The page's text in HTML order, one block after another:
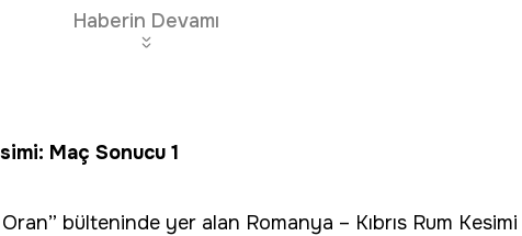
Haberin Devamı
Maç Sonucu 1
bülteninde yer alan Romanya – Kıbrıs Rum Kesimi